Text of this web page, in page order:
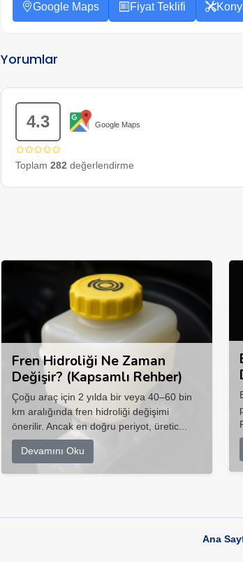
Google Maps Fiyat Teklifi
Yorumlar
4.3 Google Maps
✩✩✩✩✩
Toplam 282 değerlendirme
Fren Hidroliği Ne Zaman
Değişir? (Kapsamlı Rehber)
Çoğu araç için 2 yılda bir veya 40–60 bin
km aralığında fren hidroliği değişimi
önerilir. Ancak en doğru periyot, üretic...
Devamını Oku
Ana